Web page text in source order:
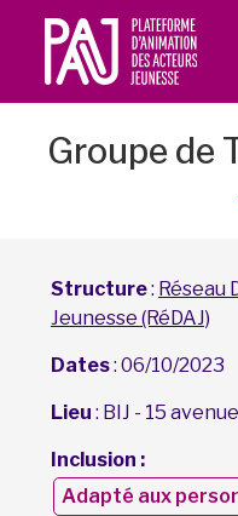
Groupe de
Structure: Réseau
Jeunesse (RéDAJ)
Dates: 06/10/2023
Lieu : BIJ - 15
Inclusion :
Adapté aux